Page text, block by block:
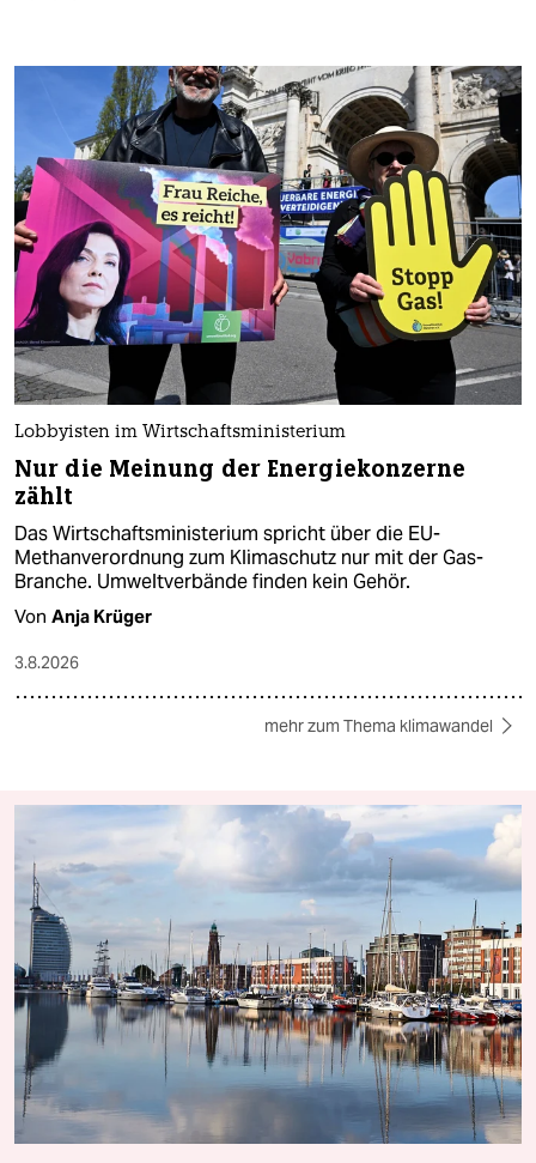
Lobbyisten im Wirtschaftsministerium
Nur die Meinung der Energiekonzerne
zählt
Das Wirtschaftsministerium spricht über die EU-
Methanverordnung zum Klimaschutz nur mit der Gas-
Branche. Umweltverbände finden kein Gehör.
Von Anja Krüger
3.8.2026
mehr zum Thema klimawandel